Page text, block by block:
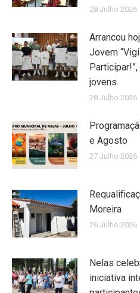
28 Julho 2026
Arrancou
Jovem
jovens.
28 Julho 2026
e Agosto
27 Julho 2026
Moreira
26 Julho 2026
Nelas
iniciativa